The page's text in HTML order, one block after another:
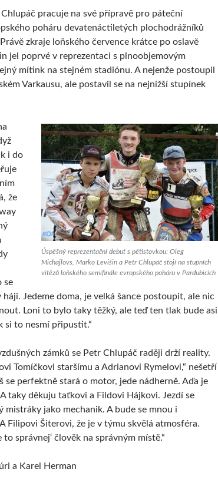
pracuje na své přípravě pro páteční
poháru devatenáctiletých plochodrážníků
zkraje loňského července krátce po oslavě
jel poprvé v reprezentaci s plnoobjemovým
mítink na stejném stadiónu. A nejenže postoupil
Varkausu, ale postavil se na nejnižší stupínek
Úspěšný reprezentační debut s pětistovkou: Oleg
Michajlovs, Marko Levišin a Petr Chlupáč stojí na stupních
vítězů loňského semifinále evropského poháru v Pardubicích
i do
že
se
háji. Jedeme doma, je velká šance postoupit, ale nic
Loni to bylo taky těžký, ale teď ten tlak bude asi
si to nesmí připustit.“
zámků se Petr Chlupáč raději drží reality.
Tomíčkovi staršímu a Adrianovi Rymelovi,“ nešetří
se perfektně stará o motor, jede nádherně. Aďa je
A taky děkuju taťkovi a Fildovi Hájkovi. Jezdí se
mistráky jako mechanik. A bude se mnou i
Filipovi Šiterovi, že je v týmu skvělá atmosféra.
správnej‘ člověk na správným místě.“
a Karel Herman